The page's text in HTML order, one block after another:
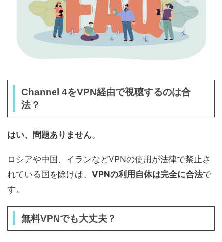
Channel 4をVPN経由で視聴するのは合
法？
はい、問題ありません。
ロシアや中国、イランなどVPNの使用が法律で禁止さ
れている国を除けば、 VPNの利用自体は完全に合法で
す。
無料VPNでも大丈夫？